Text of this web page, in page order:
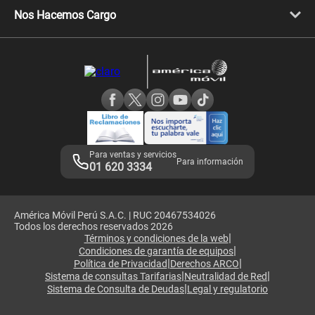
Celulares Motorola
Llamada por llamada
Comprobantes electrónicos
Consulta de IMEI
Nos Hacemos Cargo
Consulta de reclamos
Adquirientes iPhone 6, 6S y SE
Mensaje de Seguridad
Términos y Condiciones de Tienda Claro
Libro de Reclamaciones
Legales de marketplace
Para ventas y servicios
01 620 3334 Para información
América Móvil Perú S.A.C. | RUC 20467534026
Todos los derechos reservados 2026
Términos y condiciones de la web|
Condiciones de garantía de equipos|
Política de Privacidad|Derechos ARCO|
Sistema de consultas Tarifarias|Neutralidad de Red|
Sistema de Consulta de Deudas|Legal y regulatorio